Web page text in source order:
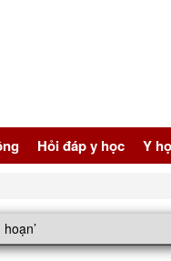
Hỏi đáp y học Y